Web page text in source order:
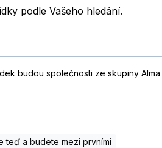
podle Vašeho hledání.
budou společnosti ze skupiny
teď a budete mezi prvními